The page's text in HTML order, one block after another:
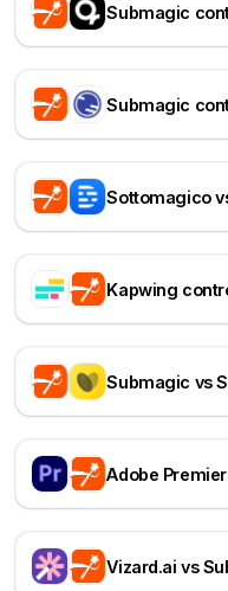
Submagic
Submagic
Sottomagico
Kapwing
Submagic vs
Adobe
Vizard.ai vs